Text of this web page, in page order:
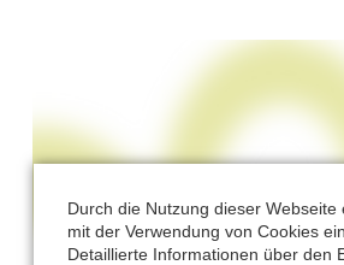
Durch die Nutzung dieser Webseite
mit der Verwendung von Cookies
Detaillierte Informationen über den